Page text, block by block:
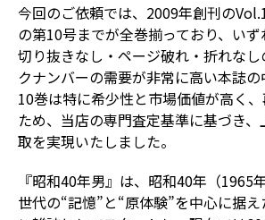
今回のご依頼では、2009年創刊の
の第10号までが全巻揃っており、いず
切り抜きなし・ページ破れ・折れな
クナンバーの需要が非常に高い本誌
10巻は特に希少性と市場価値が高く
ため、当店の専門査定基準に基づき
取を実現いたしました。
『昭和40年男』は、昭和40年（1965
世代の“記憶”と“原体験”を中心に据